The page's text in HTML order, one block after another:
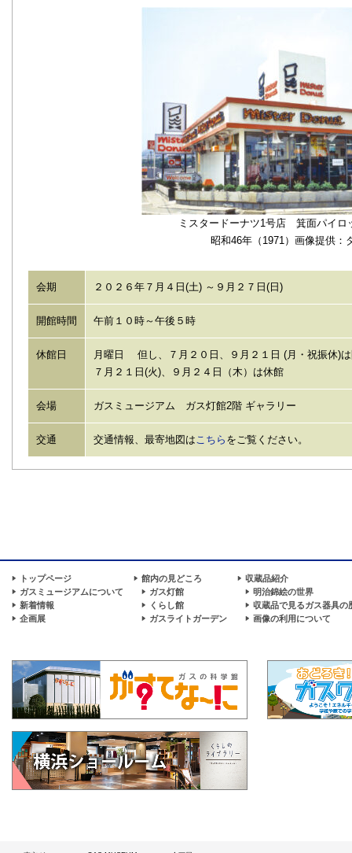
ミスタードーナツ1号店 箕面パイ
昭和46年（1971）画像提供：
会期 ２０２６年７月４日(土) ～９月２７日(日)
開館時間 午前１０時～午後５時
休館日
月曜日 但し、７月２０日、９月２１日 (月・祝振休)
７月２１日(火)、９月２４日（木）は休館
会場 ガスミュージアム ガス灯館2階 ギャラリー
交通 交通情報、最寄地図はこちら をご覧ください。
トップページ
ガスミュージアムについて
新着情報
企画展
館内の見どころ
ガス灯館
くらし館
ガスライトガーデン
収蔵品紹介
明治錦絵の世界
収蔵品で見るガス器具の
画像の利用について